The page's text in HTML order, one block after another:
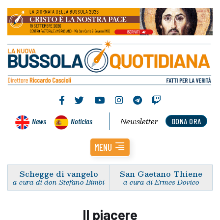
News Noticias DONA ORA
Newsletter
MENU
Schegge di vangelo
a cura di don Stefano Bimbi
San Gaetano Thiene
a cura di Ermes Dovico
Il piacere